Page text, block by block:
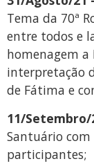
Tema da 70ª
entre todos e
homenagem a
interpretação
de Fátima e
11/Setembro/
Santuário com
participantes;